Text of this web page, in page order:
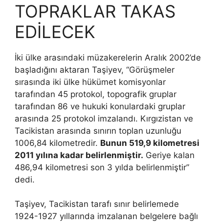
TOPRAKLAR TAKAS
EDİLECEK
İki ülke arasındaki müzakerelerin Aralık 2002’de
başladığını aktaran Taşiyev, “Görüşmeler
sırasında iki ülke hükümet komisyonlar
tarafından 45 protokol, topografik gruplar
tarafından 86 ve hukuki konulardaki gruplar
arasında 25 protokol imzalandı. Kırgızistan ve
Tacikistan arasında sınırın toplan uzunluğu
1006,84 kilometredir. Bunun 519,9 kilometresi
2011 yılına kadar belirlenmiştir. Geriye kalan
486,94 kilometresi son 3 yılda belirlenmiştir”
dedi.
Taşiyev, Tacikistan tarafı sınır belirlemede
1924-1927 yıllarında imzalanan belgelere bağlı